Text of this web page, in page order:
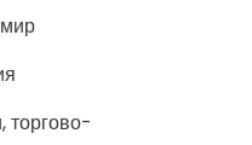
торгово-